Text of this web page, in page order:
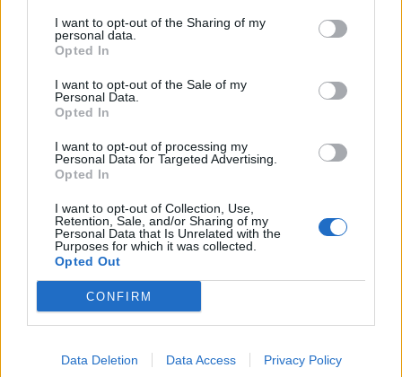
I want to opt-out of the Sharing of my
personal data.
Opted In
I want to opt-out of the Sale of my
Personal Data.
Opted In
I want to opt-out of processing my
Personal Data for Targeted Advertising.
Opted In
I want to opt-out of Collection, Use,
Retention, Sale, and/or Sharing of my
Personal Data that Is Unrelated with the
Purposes for which it was collected.
Opted Out
CONFIRM
Data Deletion Data Access Privacy Policy
7 Murphy Taramai, Shimizu Blue Sharks, Japan
6 Theo McFarland, Saracens, England
(capitano)
5 Samuel Slade, Moana Pasifika, NZ
3 Marco Fepulea’i, Colomiers Rugby, France
2 Sama Malolo, Moana Pasifika, NZ
1 Aki Seiuli, Dragons, Wales
A disposizione:
16 Andrew Tuala, Houston SaberCats, USA
17 Tietie Tuimauga, Montullan RC, France
19 Michael Curry, Moana Pasifika, NZ